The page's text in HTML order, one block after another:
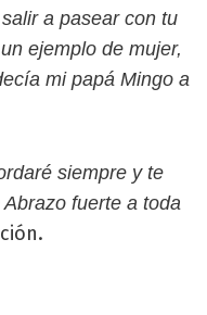
a pasear con tu
ejemplo de mujer,
mi papá Mingo a
siempre y te
fuerte a toda